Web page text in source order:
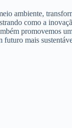
ambiente,
como a
promovemos
futuro mais